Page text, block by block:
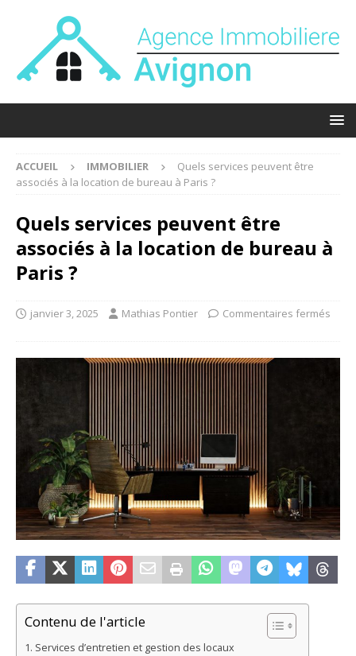
ACCUEIL IMMOBILIER
Quels services peuvent être
associés à la location de bureau à Paris ?
Quels services peuvent être
associés à la location de bureau à
Paris ?
janvier 3, 2025 Mathias Pontier Commentaires fermés
Contenu de l'article
Services d’entretien et gestion des locaux